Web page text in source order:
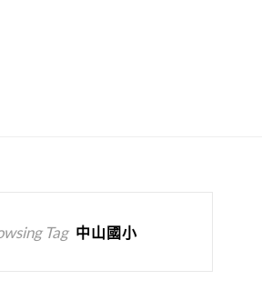
Tag 中山國小